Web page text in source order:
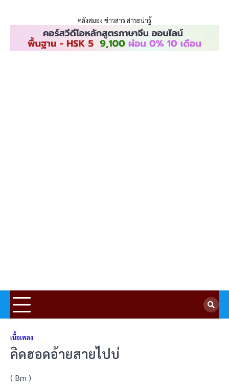
คลังสมอง ข่าวสาร สาระน่ารู้
เนื้อเพลง
คิดฮอดอ้ายสายไปบ่
( Bm )